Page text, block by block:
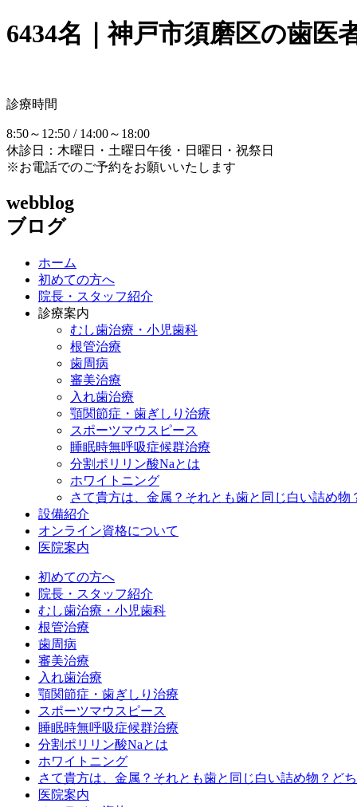
6434名｜神戸市須磨区の歯医
診療時間
8:50～12:50 / 14:00～18:00
休診日：木曜日・土曜日午後・日曜日・祝祭日
※お電話でのご予約をお願いいたします
webblog
ブログ
ホーム
初めての方へ
院長・スタッフ紹介
診療案内
むし歯治療・小児歯科
根管治療
歯周病
審美治療
入れ歯治療
顎関節症・歯ぎしり治療
スポーツマウスピース
睡眠時無呼吸症候群治療
分割ポリリン酸Naとは
ホワイトニング
さて貴方は、金属？それとも歯と同じ白い詰め物
設備紹介
オンライン資格について
医院案内
初めての方へ
院長・スタッフ紹介
むし歯治療・小児歯科
根管治療
歯周病
審美治療
入れ歯治療
顎関節症・歯ぎしり治療
スポーツマウスピース
睡眠時無呼吸症候群治療
分割ポリリン酸Naとは
ホワイトニング
さて貴方は、金属？それとも歯と同じ白い詰め物？ど
医院案内